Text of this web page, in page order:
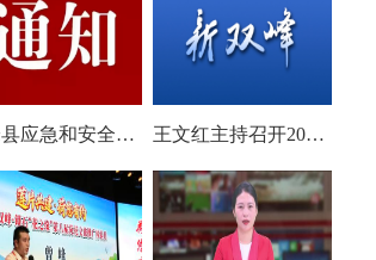
双峰县应急和安全生产委员会关于启动全县防汛、地质灾害、自然灾害救助四级应急响应的通知 王文红主持召开2026年第3次县委常委会（扩大）会议